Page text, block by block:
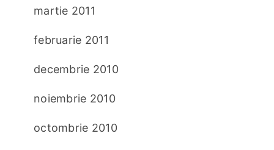
martie 2011
februarie 2011
decembrie 2010
noiembrie 2010
octombrie 2010